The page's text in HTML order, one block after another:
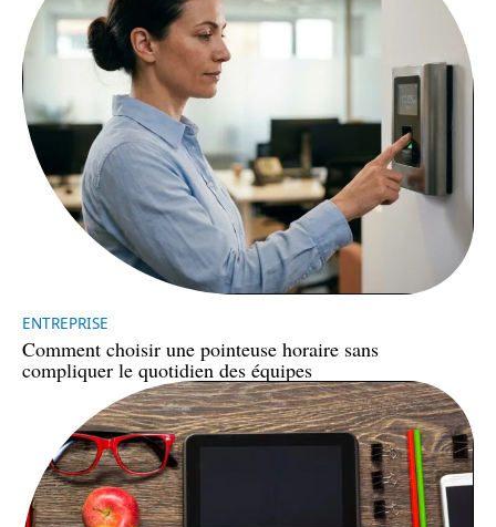
ENTREPRISE
Comment choisir une pointeuse horaire sans
compliquer le quotidien des équipes